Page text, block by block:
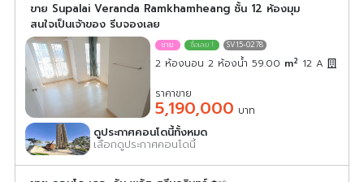
ขาย Supalai Veranda Ramkhamheang ชั้น 12 ห้องมุม
สนใจเป็นเจ้าของ รีบจองเลย
SV15-0278
2 ห้องนอน 2 ห้องน้ำ 59.00 m2 12A
ราคาขาย
5,190,000 บาท
ดูประกาศคอนโดนี้ทั้งหมด
เลือกดูประกาศคอนโดนี้